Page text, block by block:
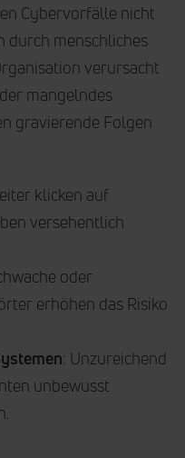
Cybervorfälle nicht
durch menschliches
verursacht
mangelndes
gravierende Folgen
klicken auf
versehentlich
oder
erhöhen das Risiko
: Unzureichend
unbewusst